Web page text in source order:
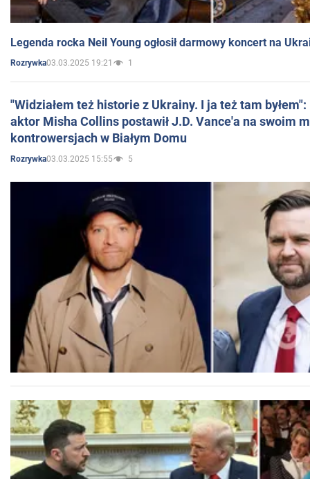
Legenda rocka Neil Young ogłosił darmowy koncert na
Rozrywka03.03.2025 19:21 1
"Widziałem też historie z Ukrainy. I ja też tam
aktor Misha Collins postawił J.D. Vance'a na swoim
kontrowersjach w Białym Domu
Rozrywka03.03.2025 15:55 5